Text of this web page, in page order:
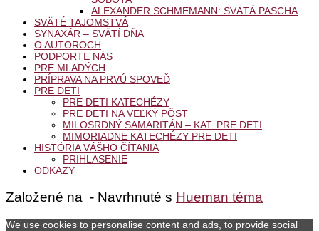
ALEXANDER SCHMEMANN: SVÄTÁ PASCHA
SVÄTÉ TAJOMSTVÁ
SYNAXÁR – SVÄTÍ DŇA
O AUTOROCH
PODPORTE NÁS
PRE MLADÝCH
PRÍPRAVA NA PRVÚ SPOVEĎ
PRE DETI
PRE DETI KATECHÉZY
PRE DETI NA VEĽKÝ PÔST
MILOSRDNÝ SAMARITÁN – KAT. PRE DETI
MIMORIADNE KATECHÉZY PRE DETI
HISTÓRIA VÁŠHO ČÍTANIA
PRIHLASENIE
ODKAZY
Založené na - Navrhnuté s Hueman téma
We use cookies to personalise content and ads, to provide social